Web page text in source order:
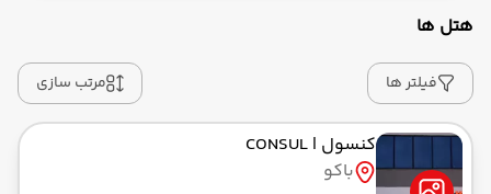
حرکت از مبدا: 09:00
به فرودگاه بین‌المللی حیدر علی‌اف GYD
رسیدن به مقصد : 11:00
هتل ها
فیلتر ها مرتب سازی
کنسول | CONSUL
باکو